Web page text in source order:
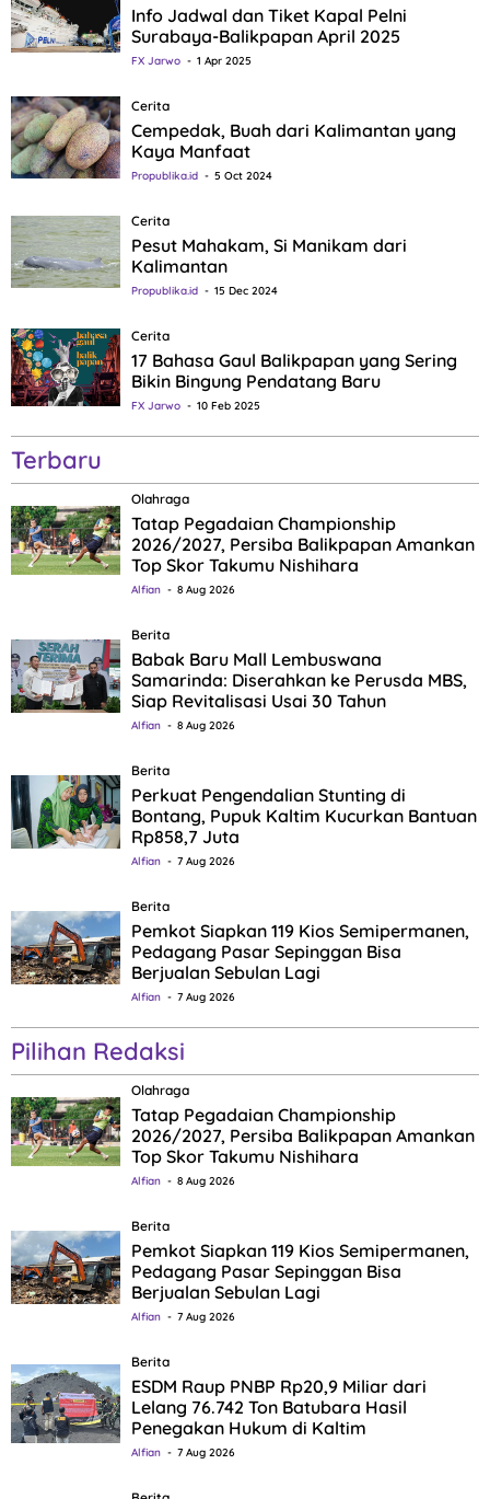
Info Jadwal dan Tiket Kapal Pelni
Surabaya-Balikpapan April 2025
FX Jarwo 1 Apr 2025
Cerita
Cempedak, Buah dari Kalimantan yang
Kaya Manfaat
Propublika.id 5 Oct 2024
Cerita
Pesut Mahakam, Si Manikam dari
Kalimantan
Propublika.id 15 Dec 2024
Cerita
17 Bahasa Gaul Balikpapan yang Sering
Bikin Bingung Pendatang Baru
FX Jarwo 10 Feb 2025
Terbaru
Olahraga
Tatap Pegadaian Championship
2026/2027, Persiba Balikpapan Amankan
Top Skor Takumu Nishihara
Alfian 8 Aug 2026
Berita
Babak Baru Mall Lembuswana
Samarinda: Diserahkan ke Perusda MBS,
Siap Revitalisasi Usai 30 Tahun
Alfian 8 Aug 2026
Berita
Perkuat Pengendalian Stunting di
Bontang, Pupuk Kaltim Kucurkan Bantuan
Rp858,7 Juta
Alfian 7 Aug 2026
Berita
Pemkot Siapkan 119 Kios Semipermanen,
Pedagang Pasar Sepinggan Bisa
Berjualan Sebulan Lagi
Alfian 7 Aug 2026
Pilihan Redaksi
Olahraga
Tatap Pegadaian Championship
2026/2027, Persiba Balikpapan Amankan
Top Skor Takumu Nishihara
Alfian 8 Aug 2026
Berita
Pemkot Siapkan 119 Kios Semipermanen,
Pedagang Pasar Sepinggan Bisa
Berjualan Sebulan Lagi
Alfian 7 Aug 2026
Berita
ESDM Raup PNBP Rp20,9 Miliar dari
Lelang 76.742 Ton Batubara Hasil
Penegakan Hukum di Kaltim
Alfian 7 Aug 2026